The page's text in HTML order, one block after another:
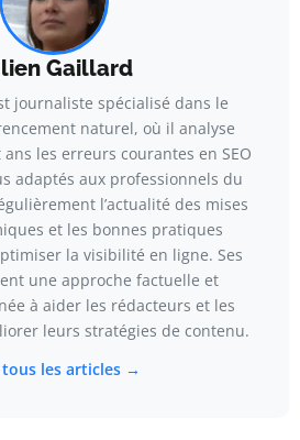
Gaillard
journaliste spécialisé dans le
naturel, où il analyse
les erreurs courantes en SEO
adaptés aux professionnels du
l’actualité des mises
et les bonnes pratiques
la visibilité en ligne. Ses
une approche factuelle et
à aider les rédacteurs et les
leurs stratégies de contenu.
les articles →